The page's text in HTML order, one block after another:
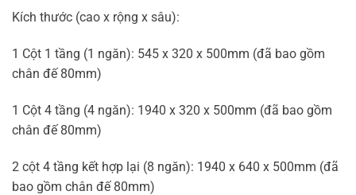
Kích thước (cao x rộng x sâu):
1 Cột 1 tầng (1 ngăn): 545 x 320 x 500mm (đã bao gồm
chân đế 80mm)
1 Cột 4 tầng (4 ngăn): 1940 x 320 x 500mm (đã bao gồm
chân đế 80mm)
2 cột 4 tầng kết hợp lại (8 ngăn): 1940 x 640 x 500mm (đã
bao gồm chân đế 80mm)